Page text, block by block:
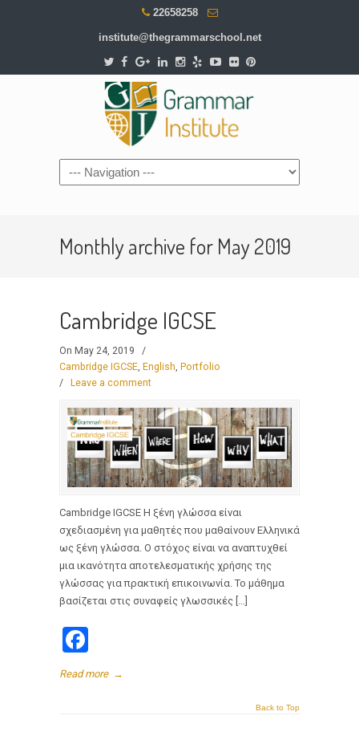
22658258
institute@thegrammarschool.net
Monthly archive for May 2019
Cambridge IGCSE
On May 24, 2019
/
Cambridge IGCSE, English, Portfolio
/
Leave a comment
Cambridge IGCSE Η ξένη γλώσσα είναι
σχεδιασμένη για μαθητές που μαθαίνουν Ελληνικά
ως ξένη γλώσσα. Ο στόχος είναι να αναπτυχθεί
μια ικανότητα αποτελεσματικής χρήσης της
γλώσσας για πρακτική επικοινωνία. Το μάθημα
βασίζεται στις συναφείς γλωσσικές […]
Read more →
Back to Top